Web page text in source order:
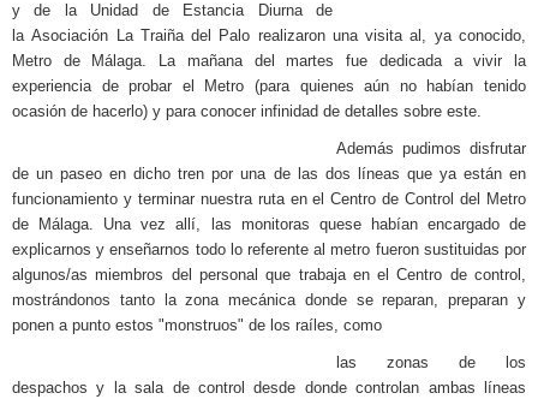
yde la Unidad de Estancia Diurna de
laAsociación La Traiña del Palo realizaron una visita al, ya conocido,
Metro de Málaga. La mañana del martes fue dedicada a vivir la
experiencia de probar el Metro (para quienes aún no habían tenido
ocasión de hacerlo) y para conocer infinidad de detalles sobre este.
Además pudimos disfrutar
de un paseo en dicho tren por una de las dos líneas que ya están en
funcionamiento y terminar nuestra ruta en el Centro de Control del Metro
de Málaga. Una vez allí, las monitoras quese habían encargado de
explicarnos y enseñarnos todo lo referente al metro fueron sustituidas por
algunos/as miembros del personal que trabaja en el Centro de control,
mostrándonos tanto la zona mecánica donde se reparan, preparan y
ponen a punto estos "monstruos" de los raíles, como
las zonas de los
despachos y la sala de control desde donde controlan ambas líneas